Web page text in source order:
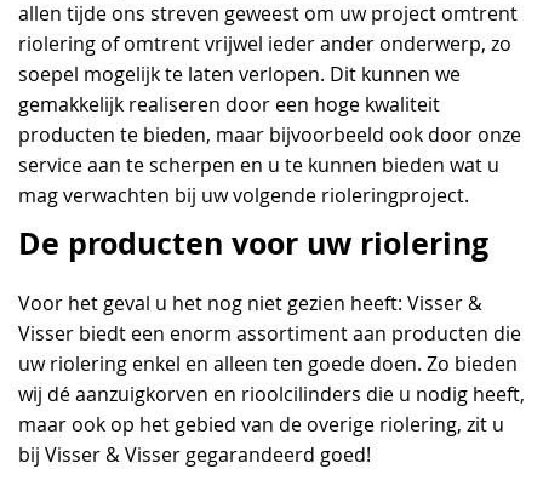
allen tijde ons streven geweest om uw project omtrent
riolering of omtrent vrijwel ieder ander onderwerp, zo
soepel mogelijk te laten verlopen. Dit kunnen we
gemakkelijk realiseren door een hoge kwaliteit
producten te bieden, maar bijvoorbeeld ook door onze
service aan te scherpen en u te kunnen bieden wat u
mag verwachten bij uw volgende rioleringproject.
De producten voor uw riolering
Voor het geval u het nog niet gezien heeft: Visser &
Visser biedt een enorm assortiment aan producten die
uw riolering enkel en alleen ten goede doen. Zo bieden
wij dé aanzuigkorven en rioolcilinders die u nodig heeft,
maar ook op het gebied van de overige riolering, zit u
bij Visser & Visser gegarandeerd goed!